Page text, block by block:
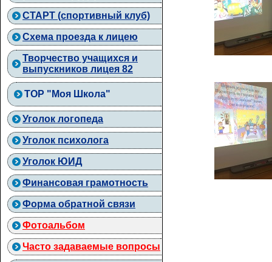
СТАРТ (спортивный клуб)
Схема проезда к лицею
Творчество учащихся и
выпускников лицея 82
ТОР "Моя Школа"
Уголок логопеда
Уголок психолога
Уголок ЮИД
Финансовая грамотность
Форма обратной связи
Фотоальбом
Часто задаваемые вопросы